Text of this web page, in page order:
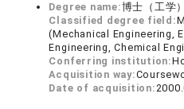
Degree name:博士（工学）
Classified degree field:
(Mechanical Engineering,
Engineering, Chemical
Conferring institution:
Acquisition way:
Date of acquisition: